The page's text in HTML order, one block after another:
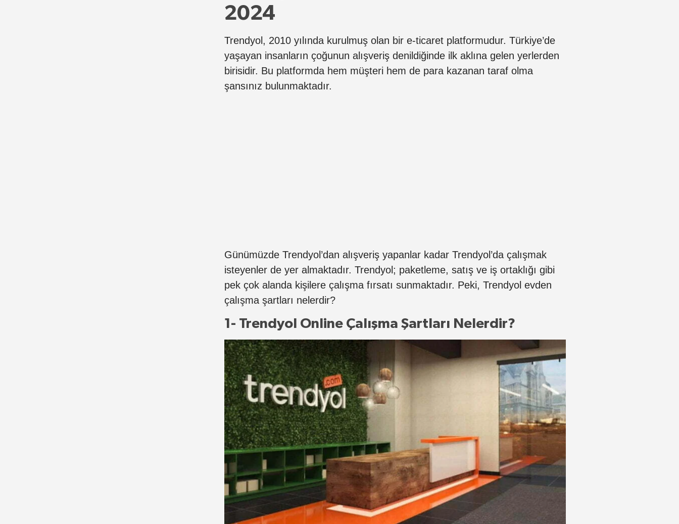
2024
Trendyol, 2010 yılında kurulmuş olan bir e-ticaret platformudur. Türkiye’de
yaşayan insanların çoğunun alışveriş denildiğinde ilk aklına gelen yerlerden
birisidir. Bu platformda hem müşteri hem de para kazanan taraf olma
şansınız bulunmaktadır.
Günümüzde Trendyol’dan alışveriş yapanlar kadar Trendyol’da çalışmak
isteyenler de yer almaktadır. Trendyol; paketleme, satış ve iş ortaklığı gibi
pek çok alanda kişilere çalışma fırsatı sunmaktadır. Peki, Trendyol evden
çalışma şartları nelerdir?
1- Trendyol Online Çalışma Şartları Nelerdir?